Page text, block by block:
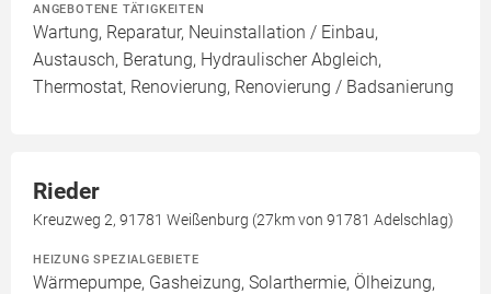
ANGEBOTENE TÄTIGKEITEN
Wartung, Reparatur, Neuinstallation / Einbau,
Austausch, Beratung, Hydraulischer Abgleich,
Thermostat, Renovierung, Renovierung / Badsanierung
Rieder
Kreuzweg 2, 91781 Weißenburg (27km von 91781 Adelschlag)
HEIZUNG SPEZIALGEBIETE
Wärmepumpe, Gasheizung, Solarthermie, Ölheizung,